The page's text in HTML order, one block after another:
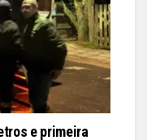
e primeira